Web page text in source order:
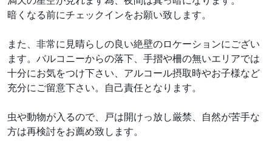
暗くなる前にチェックインをお願い致します。
また、非常に見晴らしの良い絶壁のロケーションにござい
ます。バルコニーからの落下、手摺や柵の無いエリアでは
十分にお気をつけ下さい、アルコール摂取時やお子様など
充分にご留意下さい。自己責任となります。
虫や動物が入るので、戸は開けっ放し厳禁、自然が苦手な
方は再検討をお薦め致します。